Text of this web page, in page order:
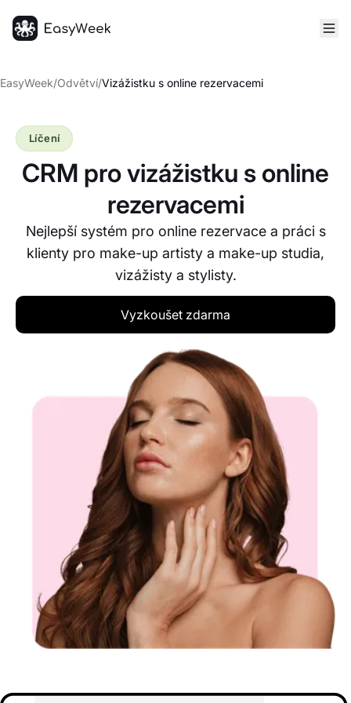
EasyWeek/Odvětví/Vizážistku s online rezervacemi
CRM pro vizážistku s online
rezervacemi
Nejlepší systém pro online rezervace a práci s
klienty pro make-up artisty a make-up studia,
vizážisty a stylisty.
Líčení
Vyzkoušet zdarma